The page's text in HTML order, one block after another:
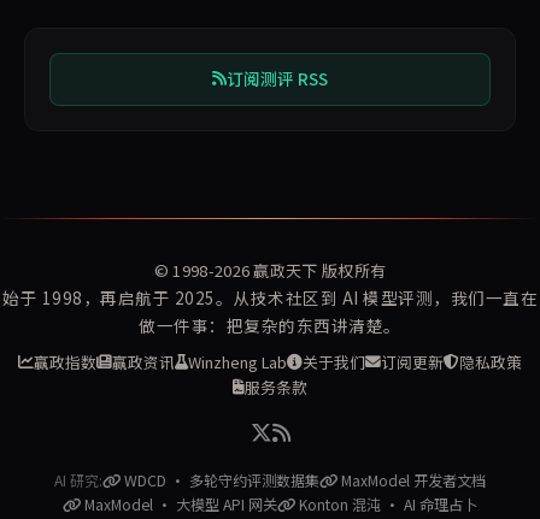
订阅测评 RSS
© 1998-2026赢政天下 版权所有
始于 1998，再启航于 2025。从技术社区到 AI 模型评测，我们一直在
做一件事：把复杂的东西讲清楚。
赢政指数 赢政资讯 Winzheng Lab 关于我们 订阅更新
隐私政策
服务条款
AI 研究: WDCD · 多轮守约评测数据集
MaxModel 开发者文档
MaxModel · 大模型 API 网关
Konton 混沌 · AI 命理占卜